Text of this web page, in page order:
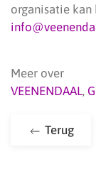
organisatie kan
Meer over
VEENENDAAL,
Terug